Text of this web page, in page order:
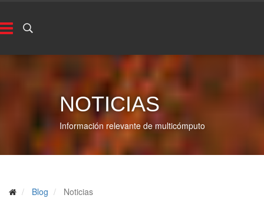
NOTICIAS
Información relevante de multicómputo
Blog Noticias